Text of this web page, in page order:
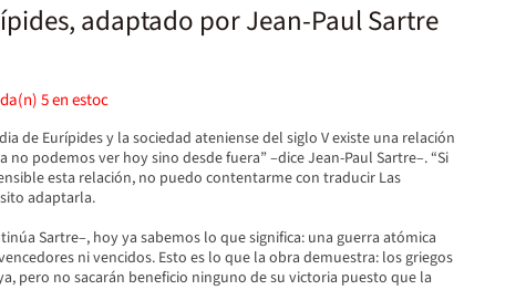
adaptado por Jean-Paul Sartre
5en estoc
de Eurípides y la sociedad ateniense del siglo V existe una relación
no podemos ver hoy sino desde fuera” –dice Jean-Paul Sartre–. “Si
esta relación, no puedo contentarme con traducir Las
adaptarla.
Sartre–, hoy ya sabemos lo que significa: una guerra atómica
ni vencidos. Esto es lo que la obra demuestra: los griegos
pero no sacarán beneficio ninguno de su victoria puesto que la